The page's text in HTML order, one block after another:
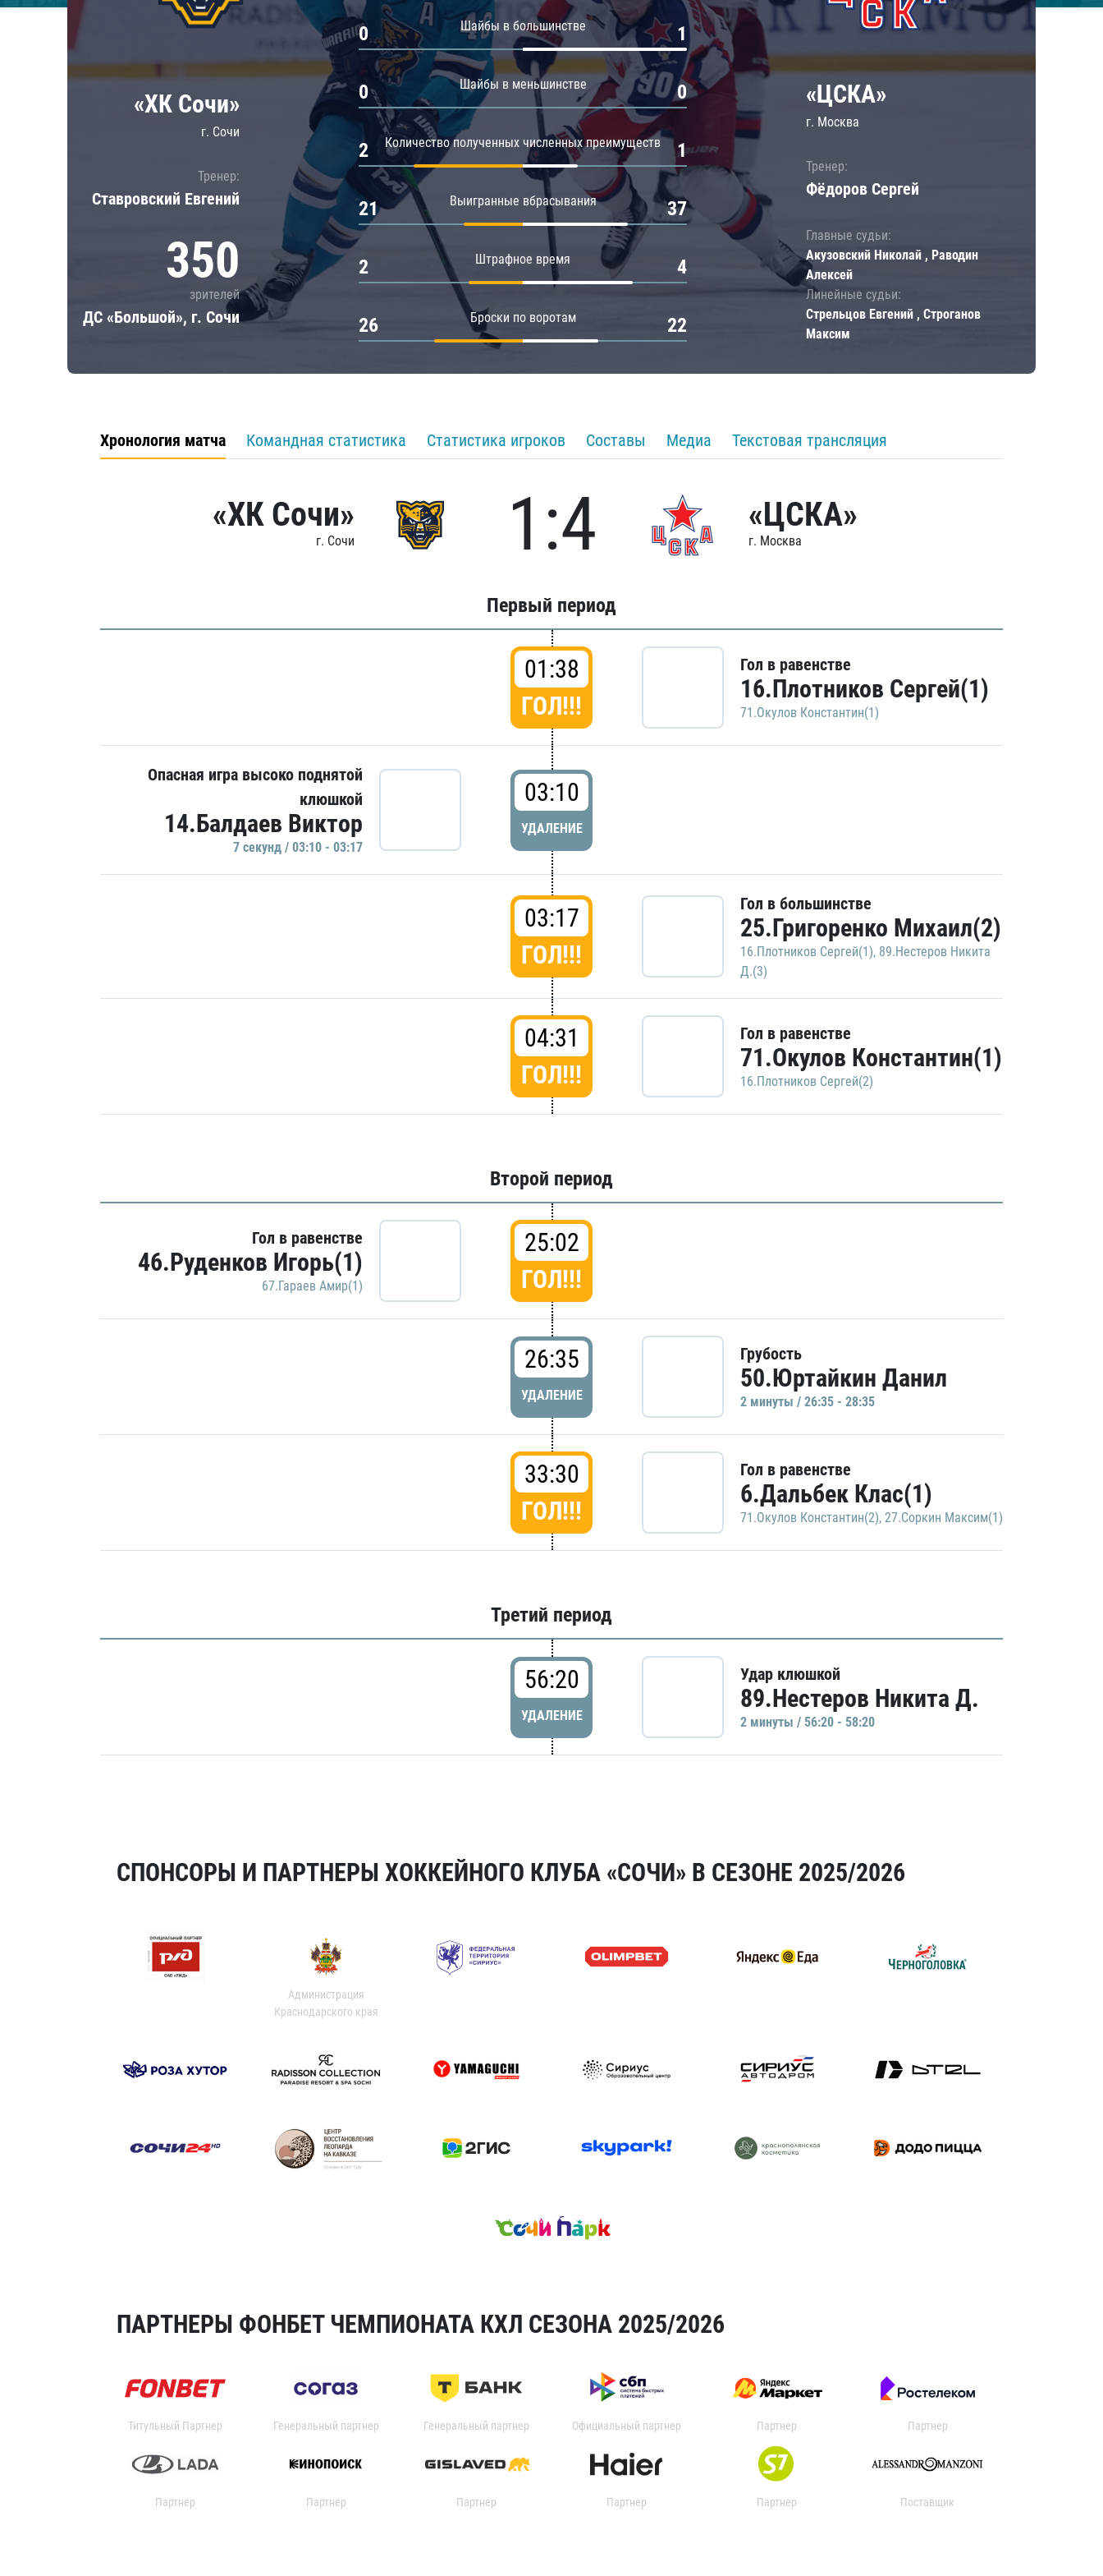
Локомотив
ЦСКА
Шанхайские Драконы
Амур
Барыс
Салават Юлаев
«ХК Сочи»
г. Сочи
Тренер:
Ставровский Евгений
350
зрителей
ДС «Большой», г. Сочи
Шайбы в большинстве
0 1
Шайбы в меньшинстве
0 0
Количество полученных численных преимуществ
2 1
Выигранные вбрасывания
21 37
Штрафное время
2 4
Броски по воротам
26 22
«ЦСКА»
г. Москва
Тренер:
Фёдоров Сергей
Главные судьи:
Акузовский Николай , Раводин
Алексей
Линейные судьи:
Стрельцов Евгений , Строганов
Максим
Хронология матча Командная статистика Статистика игроков Составы Медиа Текстовая трансляция
«ХК Сочи»
г. Сочи 1:4 «ЦСКА»
г. Москва
Первый период
01:38
ГОЛ!!!
Гол в равенстве
16.Плотников Сергей(1)
71.Окулов Константин(1)
Опасная игра высоко поднятой
клюшкой
14.Балдаев Виктор
7 секунд / 03:10 - 03:17
03:10
УДАЛЕНИЕ
03:17
ГОЛ!!!
Гол в большинстве
25.Григоренко Михаил(2)
16.Плотников Сергей(1), 89.Нестеров Никита
Д.(3)
04:31
ГОЛ!!!
Гол в равенстве
71.Окулов Константин(1)
16.Плотников Сергей(2)
Второй период
Гол в равенстве
46.Руденков Игорь(1)
67.Гараев Амир(1)
25:02
ГОЛ!!!
26:35
УДАЛЕНИЕ
Грубость
50.Юртайкин Данил
2 минуты / 26:35 - 28:35
33:30
ГОЛ!!!
Гол в равенстве
6.Дальбек Клас(1)
71.Окулов Константин(2), 27.Соркин Максим(1)
Третий период
56:20
УДАЛЕНИЕ
Удар клюшкой
89.Нестеров Никита Д.
2 минуты / 56:20 - 58:20
СПОНСОРЫ И ПАРТНЕРЫ ХОККЕЙНОГО КЛУБА «СОЧИ» В СЕЗОНЕ 2025/2026
Администрация
Краснодарского края
ПАРТНЕРЫ ФОНБЕТ ЧЕМПИОНАТА КХЛ СЕЗОНА 2025/2026
Титульный Партнер Генеральный партнер Генеральный партнер Официальный партнер Партнер Партнер
Партнер Партнер Партнер Партнер Партнер Поставщик